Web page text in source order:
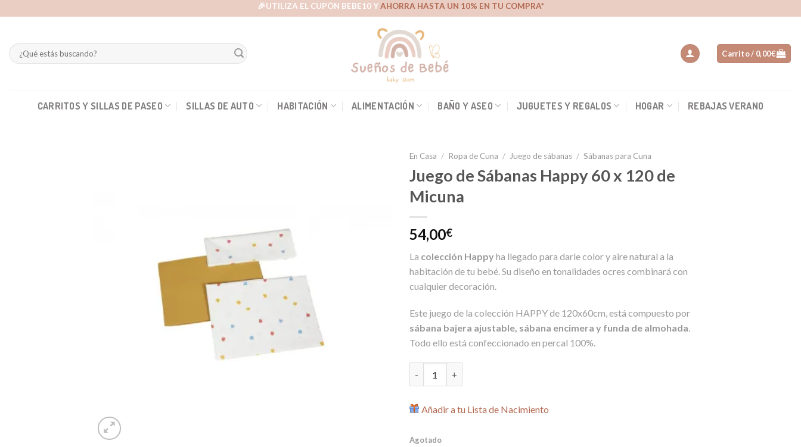
🎉UTILIZA EL CUPÓN BEBE10 YAHORRA HASTA UN 10% EN TU COMPRA*
Buscar
por:
Carrito / 0,00€
CARRITOS Y SILLAS DE PASEO SILLAS DE AUTO HABITACIÓN ALIMENTACIÓN BAÑO Y ASEO JUGUETES Y REGALOS HOGAR REBAJAS VERANO
En Casa / Ropa de Cuna / Juego de sábanas / Sábanas para Cuna
Juego de Sábanas Happy 60 x 120 de
Micuna
54,00€
La colección Happy ha llegado para darle color y aire natural a la
habitación de tu bebé. Su diseño en tonalidades ocres combinará con
cualquier decoración.
Este juego de la colección HAPPY de 120x60cm, está compuesto por
sábana bajera ajustable, sábana encimera y funda de almohada.
Todo ello está confeccionado en percal 100%.
Añadir a tu Lista de Nacimiento
Agotado